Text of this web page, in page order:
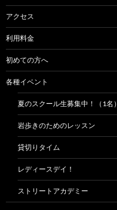
アクセス
利用料金
初めての方へ
各種イベント
夏のスクール生募集中！（1名）
岩歩きのためのレッスン
貸切りタイム
レディースデイ！
ストリートアカデミー